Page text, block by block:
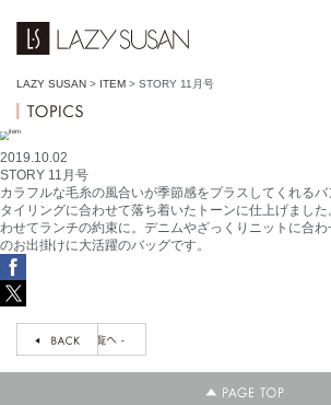
LAZY SUSAN > ITEM > STORY 11月号
2019.10.02
STORY 11月号
カラフルな毛糸の風合いが季節感をプラスしてくれる
タイリングに合わせて落ち着いたトーンに仕上げまし
わせてランチの約束に。デニムやざっくりニットに合
のお出掛けに大活躍のバッグです。